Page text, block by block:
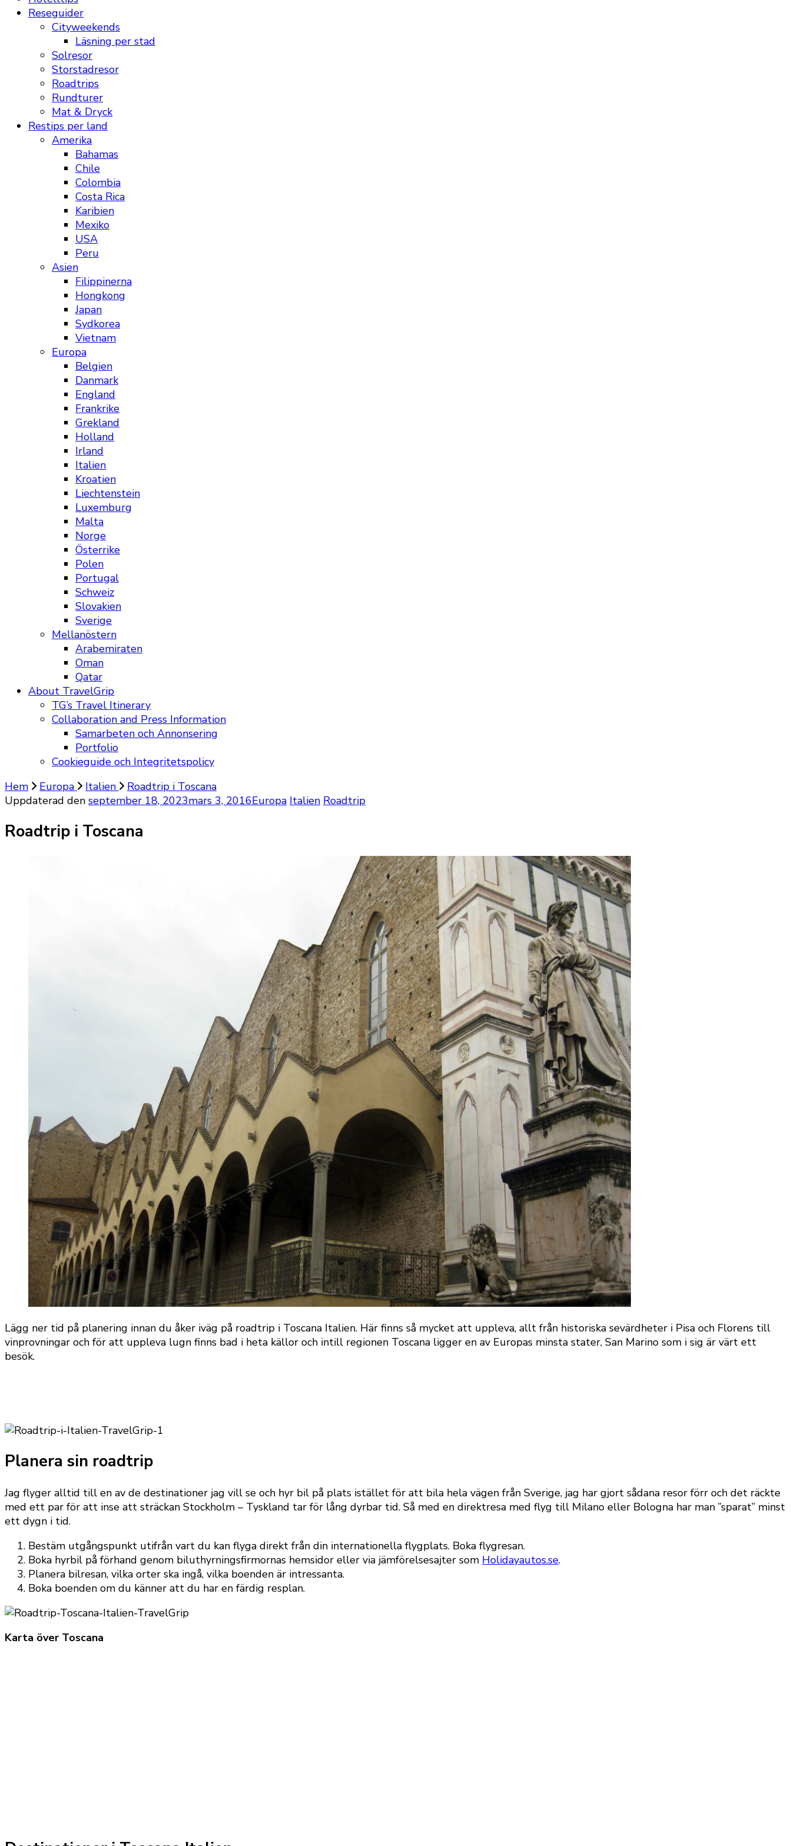
Reseguider
Cityweekends
Läsning per stad
Solresor
Storstadresor
Roadtrips
Rundturer
Mat & Dryck
Restips per land
Amerika
Bahamas
Chile
Colombia
Costa Rica
Karibien
Mexiko
USA
Peru
Asien
Filippinerna
Hongkong
Japan
Sydkorea
Vietnam
Europa
Belgien
Danmark
England
Frankrike
Grekland
Holland
Irland
Italien
Kroatien
Liechtenstein
Luxemburg
Malta
Norge
Österrike
Polen
Portugal
Schweiz
Slovakien
Sverige
Mellanöstern
Arabemiraten
Oman
Qatar
About TravelGrip
TG’s Travel Itinerary
Collaboration and Press Information
Samarbeten och Annonsering
Portfolio
Cookieguide och Integritetspolicy
Hem
Europa Italien
Roadtrip i Toscana
Uppdaterad den september 18, 2023mars 3, 2016Europa Italien Roadtrip
Roadtrip i Toscana
Lägg ner tid på planering innan du åker iväg på roadtrip i Toscana Italien. Här finns så mycket att uppleva, allt från historiska sevärdheter i Pisa och Florens till
vinprovningar och för att uppleva lugn finns bad i heta källor och intill regionen Toscana ligger en av Europas minsta stater, San Marino som i sig är värt ett
besök.
Planera sin roadtrip
Jag flyger alltid till en av de destinationer jag vill se och hyr bil på plats istället för att bila hela vägen från Sverige, jag har gjort sådana resor förr och det räckte
med ett par för att inse att sträckan Stockholm – Tyskland tar för lång dyrbar tid. Så med en direktresa med flyg till Milano eller Bologna har man ”sparat” minst
ett dygn i tid.
Bestäm utgångspunkt utifrån vart du kan flyga direkt från din internationella flygplats. Boka flygresan.
Boka hyrbil på förhand genom biluthyrningsfirmornas hemsidor eller via jämförelsesajter som Holidayautos.se.
Planera bilresan, vilka orter ska ingå, vilka boenden är intressanta.
Boka boenden om du känner att du har en färdig resplan.
Karta över Toscana